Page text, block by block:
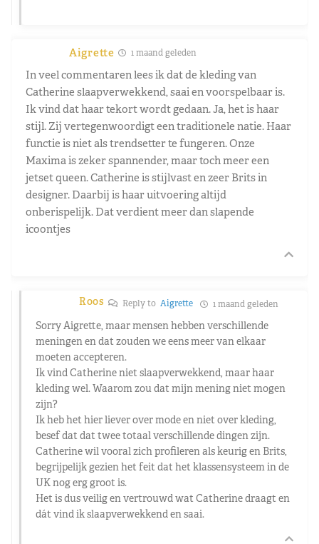
Aigrette 1 maand geleden
In veel commentaren lees ik dat de kleding van
Catherine slaapverwekkend, saai en voorspelbaar is.
Ik vind dat haar tekort wordt gedaan. Ja, het is haar
stijl. Zij vertegenwoordigt een traditionele natie. Haar
functie is niet als trendsetter te fungeren. Onze
Maxima is zeker spannender, maar toch meer een
jetset queen. Catherine is stijlvast en zeer Brits in
designer. Daarbij is haar uitvoering altijd
onberispelijk. Dat verdient meer dan slapende
icoontjes
Roos Reply to Aigrette 1 maand geleden
Sorry Aigrette, maar mensen hebben verschillende
meningen en dat zouden we eens meer van elkaar
moeten accepteren.
Ik vind Catherine niet slaapverwekkend, maar haar
kleding wel. Waarom zou dat mijn mening niet mogen
zijn?
Ik heb het hier liever over mode en niet over kleding,
besef dat dat twee totaal verschillende dingen zijn.
Catherine wil vooral zich profileren als keurig en Brits,
begrijpelijk gezien het feit dat het klassensysteem in de
UK nog erg groot is.
Het is dus veilig en vertrouwd wat Catherine draagt en
dát vind ik slaapverwekkend en saai.